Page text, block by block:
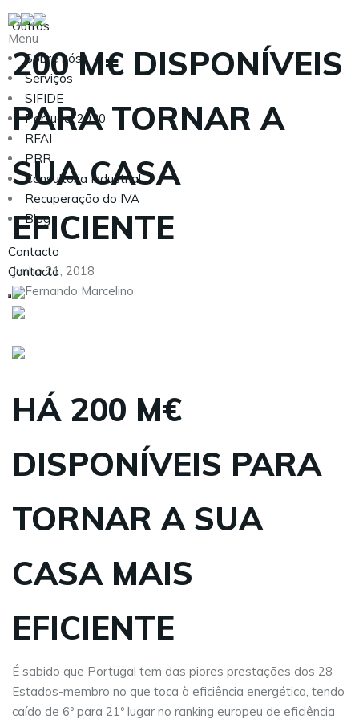
Menu
Sobre nós
Serviços
SIFIDE
Portugal 2030
RFAI
PRR
Consultoria Industrial
Recuperação do IVA
Blog
Contacto
Contacto
Outros
200 M€ DISPONÍVEIS
PARA TORNAR A
SUA CASA
EFICIENTE
Junho 21, 2018
Fernando Marcelino
HÁ 200 M€
DISPONÍVEIS PARA
TORNAR A SUA
CASA MAIS
EFICIENTE
É sabido que Portugal tem das piores prestações dos 28
Estados-membro no que toca à eficiência energética, tendo
caído de 6º para 21º lugar no ranking europeu de eficiência